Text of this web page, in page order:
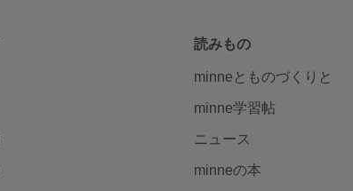
読みもの
minneとものづくりと
minne学習帖
ニュース
minneの本